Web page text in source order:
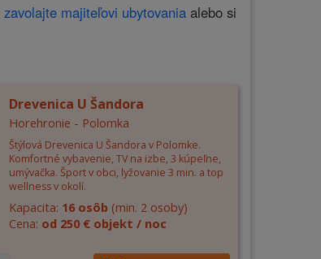
zavolajte majiteľovi ubytovania alebo si
Drevenica U Šandora
Horehronie - Polomka
Štýlová Drevenica U Šandora v Polomke.
Komfortné vybavenie, TV na izbe, 3 kúpeľne,
umývačka. Šport v obci, lyžovanie 3 min. a top
wellness v okolí.
Kapacita: 16 osôb (min. 2 osoby)
Cena: od 250 € objekt / noc